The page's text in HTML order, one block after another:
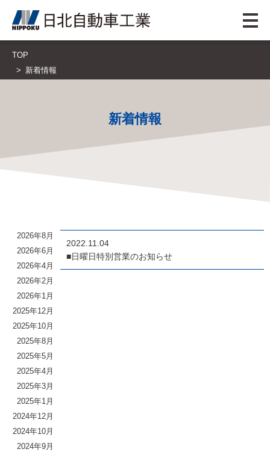
TOP
新着情報
新着情報
2026年8月
2026年6月
2026年4月
2026年2月
2026年1月
2025年12月
2025年10月
2025年8月
2025年5月
2025年4月
2025年3月
2025年1月
2024年12月
2024年10月
2024年9月
2022.11.04
■日曜日特別営業のお知らせ